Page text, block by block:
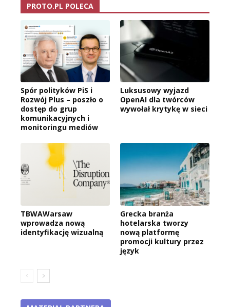
PROTO.PL POLECA
Spór polityków PiS i
Rozwój Plus – poszło o
dostęp do grup
komunikacyjnych i
monitoringu mediów
Luksusowy wyjazd
OpenAI dla twórców
wywołał krytykę w sieci
TBWAWarsaw
wprowadza nową
identyfikację wizualną
Grecka branża
hotelarska tworzy
nową platformę
promocji kultury przez
język